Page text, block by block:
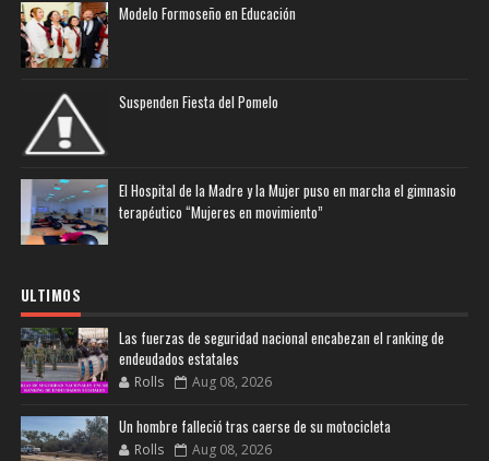
Modelo Formoseño en Educación
Suspenden Fiesta del Pomelo
El Hospital de la Madre y la Mujer puso en marcha el gimnasio
terapéutico “Mujeres en movimiento”
ULTIMOS
Las fuerzas de seguridad nacional encabezan el ranking de
endeudados estatales
Rolls Aug 08, 2026
Un hombre falleció tras caerse de su motocicleta
Rolls Aug 08, 2026